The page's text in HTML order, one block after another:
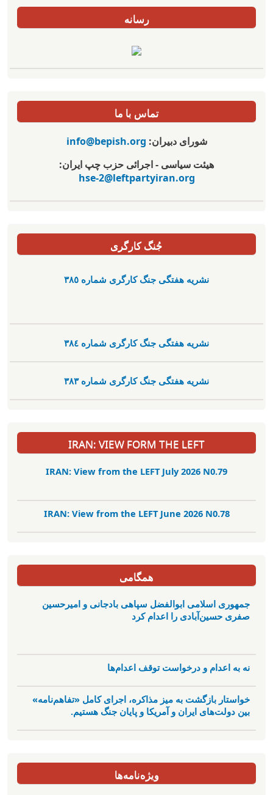
رسانه
تماس با ما
شورای دبیران:info@bepish.org
هیئت سیاسی - اجرائی حزب چپ ایران:
hse-2@leftpartyiran.org
جُنگ کارگری
نشریە هفتگی جنگ کارگری شمارە ٣٨٥
نشریە هفتگی جنگ کارگری شمارە ٣٨٤
نشریە هفتگی جنگ کارگری شمارە ٣٨٣
IRAN: VIEW FORM THE LEFT
IRAN: View from the LEFT July 2026 N0.79
IRAN: View from the LEFT June 2026 N0.78
همگامی
جمهوری اسلامی ابوالفضل سپاهی بادجانی و امیرحسین
صفری حسین‌آبادی را اعدام کرد
نه به اعدام و درخواست توقف اعدام‌ها
خواستار بازگشت به میز مذاکره، اجرای کامل «تفاهم‌نامه»
بین دولت‌های ایران و آمریکا و پایان جنگ هستیم.
ویژه‌نامه‌ها